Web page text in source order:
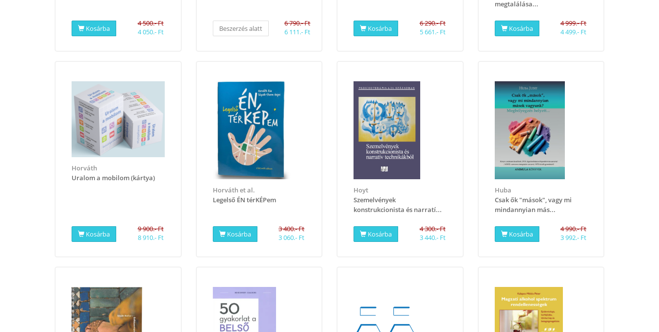
Kosárba
4 500.- Ft
4 050.- Ft
Beszerzés alatt
6 790.- Ft
6 111.- Ft
Kosárba
6 290.- Ft
5 661.- Ft
megtalálása...
Kosárba
4 999.- Ft
4 499.- Ft
Horváth
Uralom a mobilom (kártya)
Kosárba
9 900.- Ft
8 910.- Ft
Horváth et al.
Legelső ÉN térKÉPem
Kosárba
3 400.- Ft
3 060.- Ft
Hoyt
Szemelvények
konstrukcionista és narratí...
Kosárba
4 300.- Ft
3 440.- Ft
Huba
Csak ők "mások", vagy mi
mindannyian más...
Kosárba
4 990.- Ft
3 992.- Ft